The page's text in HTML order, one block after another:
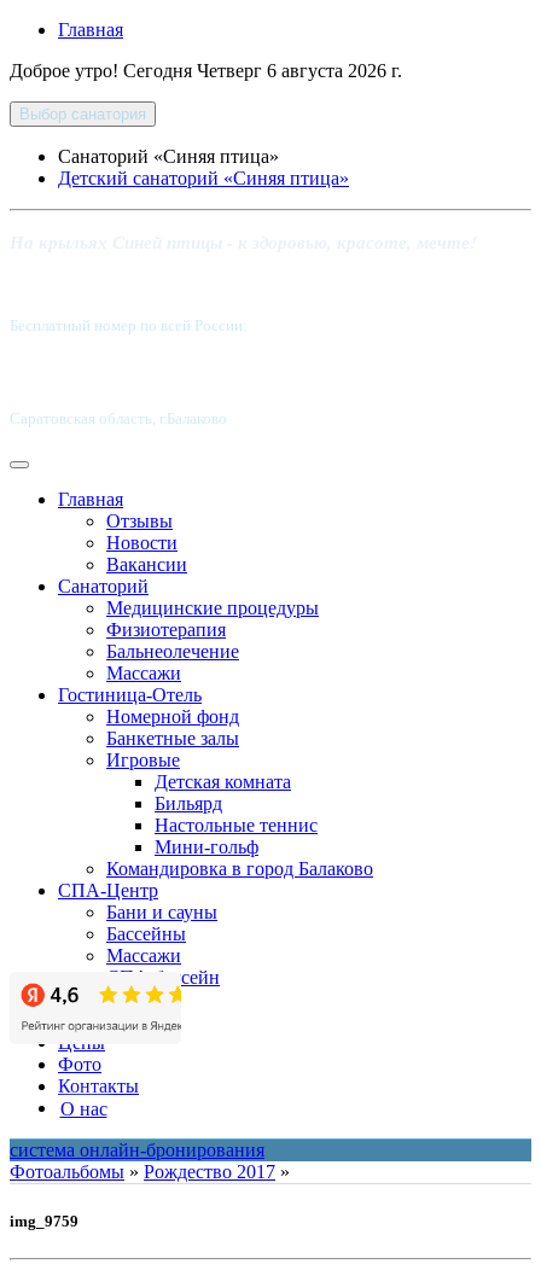
Главная
Доброе утро! Сегодня Четверг 6 августа 2026 г.
Выбор санатория
Санаторий «Синяя птица»
Детский санаторий «Синяя птица»
Бесплатный номер по всей России:
Саратовская область, г.Балаково
Главная
Отзывы
Новости
Вакансии
Санаторий
Медицинские процедуры
Физиотерапия
Бальнеолечение
Массажи
Гостиница-Отель
Номерной фонд
Банкетные залы
Игровые
Детская комната
Бильярд
Настольные теннис
Мини-гольф
Командировка в город Балаково
СПА-Центр
Бани и сауны
Бассейны
Массажи
СПА-бассейн
Бизнес-центр
Акции
Цены
Фото
Контакты
О нас
система онлайн-бронирования
Фотоальбомы » Рождество 2017 »
img_9759